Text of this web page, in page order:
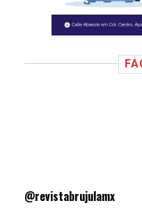
@revistabrujulamx